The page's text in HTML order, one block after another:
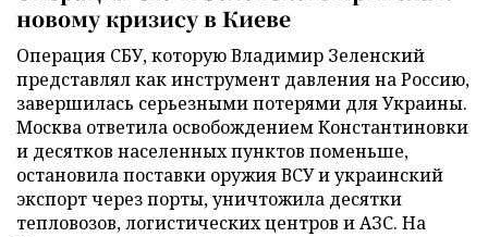
новому кризису в Киеве
Операция СБУ, которую Владимир Зеленский
представлял как инструмент давления на Россию,
завершилась серьезными потерями для Украины.
Москва ответила освобождением Константиновки
и десятков населенных пунктов поменьше,
остановила поставки оружия ВСУ и украинский
экспорт через порты, уничтожила десятки
тепловозов, логистических центров и АЗС. На